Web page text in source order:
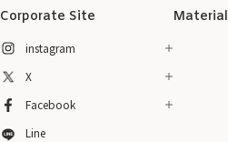
Corporate Site
instagram
X
Facebook
Line
Material